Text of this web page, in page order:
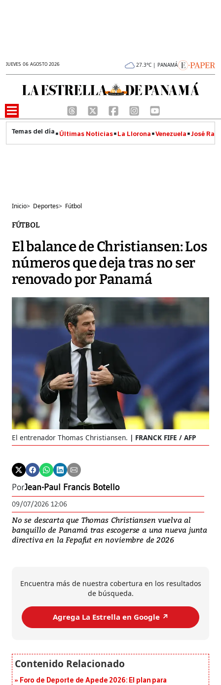
JUEVES 06 AGOSTO 2026 27.3°C | PANAMÁ
Últimas Noticias La Llorona Venezuela José
Inicio> Deportes> Fútbol
FÚTBOL
El balance de Christiansen: Los
números que deja tras no ser
renovado por Panamá
El entrenador Thomas Christiansen. FRANCK FIFE / AFP
PorJean-Paul Francis Botello
09/07/2026 12:06
No se descarta que Thomas Christiansen vuelva al
banquillo de Panamá tras escogerse a una nueva junta
directiva en la Fepafut en noviembre de 2026
Encuentra más de nuestra cobertura en los resultados
de búsqueda.
Agrega La Estrella en Google ↗️
Foro de Deporte de Apede 2026: El plan para